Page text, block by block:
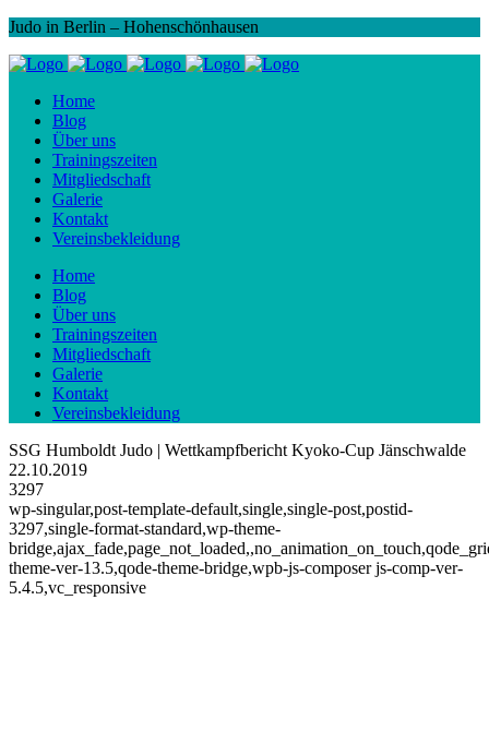
Judo in Berlin – Hohenschönhausen
Home
Blog
Über uns
Trainingszeiten
Mitgliedschaft
Galerie
Kontakt
Vereinsbekleidung
Home
Blog
Über uns
Trainingszeiten
Mitgliedschaft
Galerie
Kontakt
Vereinsbekleidung
SSG Humboldt Judo | Wettkampfbericht Kyoko-Cup Jänschwalde
22.10.2019
3297
wp-singular,post-template-default,single,single-post,postid-
3297,single-format-standard,wp-theme-
theme-ver-13.5,qode-theme-bridge,wpb-js-composer js-comp-ver-
5.4.5,vc_responsive